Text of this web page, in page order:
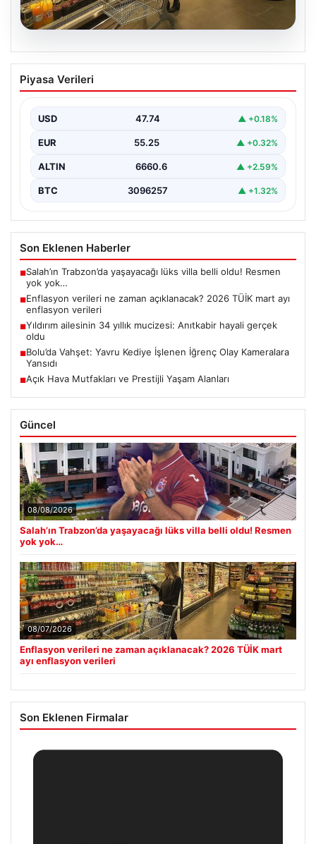
07.08.2026
Enflasyon verileri ne zaman
açıklanacak? 2026 TÜİK mart ayı
Piyasa Verileri
USD 47.74 ▲ +0.18%
EUR 55.25 ▲ +0.32%
ALTIN 6660.6 ▲ +2.59%
BTC 3096257 ▲ +1.32%
Son Eklenen Haberler
■Salah’ın Trabzon’da yaşayacağı lüks villa belli oldu! Resmen
yok yok…
■Enflasyon verileri ne zaman açıklanacak? 2026 TÜİK mart ayı
enflasyon verileri
■Yıldırım ailesinin 34 yıllık mucizesi: Anıtkabir hayali gerçek
oldu
■Bolu’da Vahşet: Yavru Kediye İşlenen İğrenç Olay Kameralara
Yansıdı
■Açık Hava Mutfakları ve Prestijli Yaşam Alanları
Güncel
08/08/2026
Salah’ın Trabzon’da yaşayacağı lüks villa belli oldu! Resmen
yok yok…
08/07/2026
Enflasyon verileri ne zaman açıklanacak? 2026 TÜİK mart
ayı enflasyon verileri
Son Eklenen Firmalar